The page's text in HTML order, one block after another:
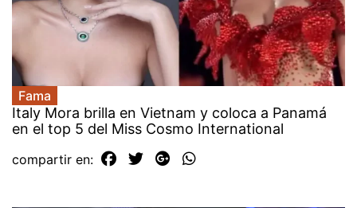
Fama
Italy Mora brilla en Vietnam y coloca a Panamá
en el top 5 del Miss Cosmo International
compartir en: